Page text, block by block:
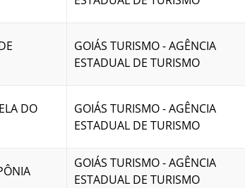
GOIÁS TURISMO - AGÊNCIA
ESTADUAL DE TURISMO
DO
GOIÁS TURISMO - AGÊNCIA
ESTADUAL DE TURISMO
GOIÁS TURISMO - AGÊNCIA
ESTADUAL DE TURISMO